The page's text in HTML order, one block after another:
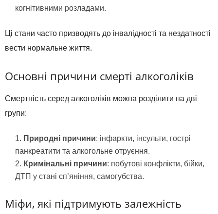
когнітивними розладами.
Ці стани часто призводять до інвалідності та нездатності
вести нормальне життя.
Основні причини смерті алкоголіків
Смертність серед алкоголіків можна розділити на дві
групи:
Природні причини: інфаркти, інсульти, гострі
панкреатити та алкогольне отруєння.
Кримінальні причини: побутові конфлікти, бійки,
ДТП у стані сп’яніння, самогубства.
Міфи, які підтримують залежність